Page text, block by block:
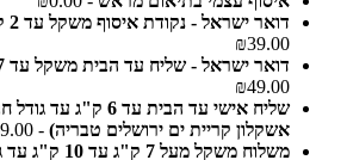
דואר ישראל - נקודת איסוף משקל עד 2 ק"ג גודל עד 30*30
₪39.00
דואר ישראל - שליח עד הבית משקל עד 7 ק"ג גודל עד 30*30
₪49.00
אשקלון קריית ים ירושלים טבריה) - ₪69.00